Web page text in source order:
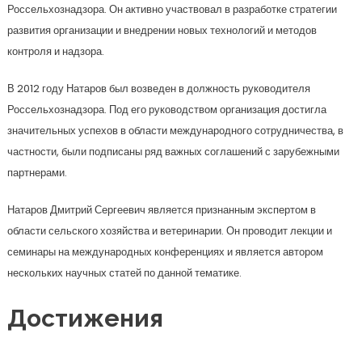
Россельхознадзора. Он активно участвовал в разработке стратегии
развития организации и внедрении новых технологий и методов
контроля и надзора.
В 2012 году Натаров был возведен в должность руководителя
Россельхознадзора. Под его руководством организация достигла
значительных успехов в области международного сотрудничества, в
частности, были подписаны ряд важных соглашений с зарубежными
партнерами.
Натаров Дмитрий Сергеевич является признанным экспертом в
области сельского хозяйства и ветеринарии. Он проводит лекции и
семинары на международных конференциях и является автором
нескольких научных статей по данной тематике.
Достижения